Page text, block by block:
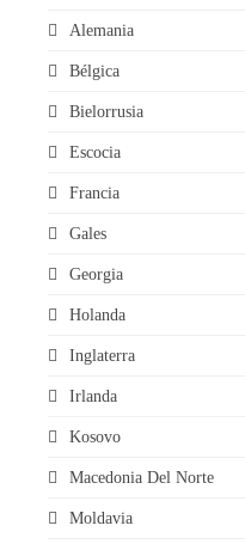
Alemania
Bélgica
Bielorrusia
Escocia
Francia
Gales
Georgia
Holanda
Inglaterra
Irlanda
Kosovo
Macedonia Del Norte
Moldavia